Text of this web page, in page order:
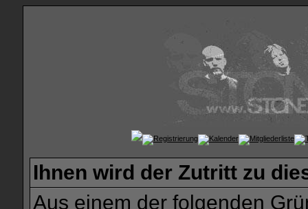
Ihnen wird der Zutritt zu
Aus einem der folgenden